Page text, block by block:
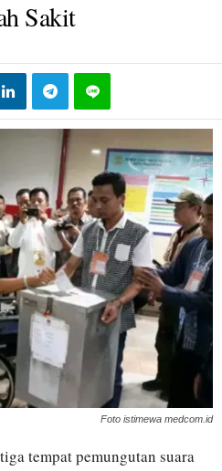
Sakit
Foto istimewa medcom.id
tempat pemungutan suara